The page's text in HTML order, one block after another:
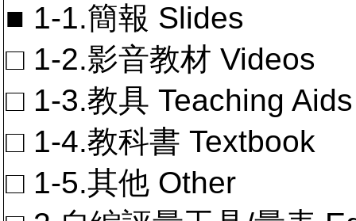
■ 1-1.簡報 Slides
□ 1-2.影音教材 Videos
□ 1-3.教具 Teaching Aids
□ 1-4.教科書 Textbook
□ 1-5.其他 Other